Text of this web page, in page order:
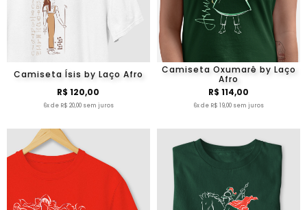
Camiseta Ísis by Laço Afro
R$ 120,00
6x de R$ 20,00 sem juros
Camiseta Oxumarê by Laço
Afro
R$ 114,00
6x de R$ 19,00 sem juros